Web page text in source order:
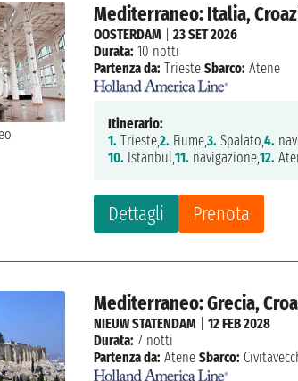
Mediterraneo: Italia,
Dettagli Prenota
OOSTERDAM |23 SET 2026
Durata: 10 notti
Partenza da: Trieste Sbarco: Atene
Itinerario:
1. Trieste,2. Fiume,3. Spalato,4.
10. Istanbul,11. navigazione,12.
Mediterraneo: Grecia,
NIEUW STATENDAM |12 FEB 2028
Durata: 7 notti
Partenza da: Atene Sbarco: